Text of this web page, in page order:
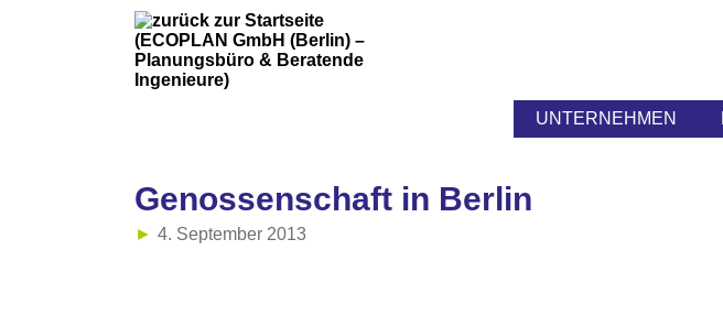
UNTERNEHMEN
Genossenschaft in Berlin
4. September 2013